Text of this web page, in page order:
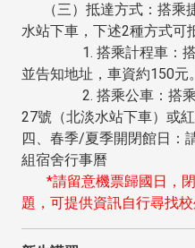
（三）抵達方式：搭乘
水站下車，下述2種方式可
1. 搭乘計程車：搭乘
並告知地址，車資約150元。
2. 搭乘公車：搭乘捷
27號（北淡水站下車）或
四、春季/夏季開閉館日：
組宿舍行事曆
*請留意機票歸國日，
題，可提供資訊自行尋找校